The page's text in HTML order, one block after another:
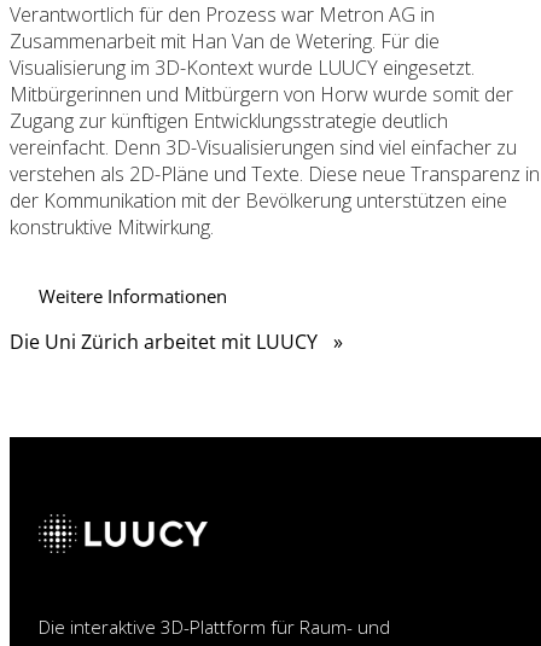
Verantwortlich für den Prozess war Metron AG in
Zusammenarbeit mit Han Van de Wetering. Für die
Visualisierung im 3D-Kontext wurde LUUCY eingesetzt.
Mitbürgerinnen und Mitbürgern von Horw wurde somit der
Zugang zur künftigen Entwicklungsstrategie deutlich
vereinfacht. Denn 3D-Visualisierungen sind viel einfacher zu
verstehen als 2D-Pläne und Texte. Diese neue Transparenz in
der Kommunikation mit der Bevölkerung unterstützen eine
konstruktive Mitwirkung.
Weitere Informationen
Die Uni Zürich arbeitet mit LUUCY »
Die interaktive 3D-Plattform für Raum- und